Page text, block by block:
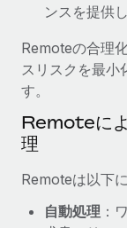
Remoteの製
プラス）
Remoteの使命
ることです。こ
詳細を見る
ンスを提供
Remoteの合理
スリスクを最小
す。
Remoteに
理
Remoteは以下
自動処理 ：